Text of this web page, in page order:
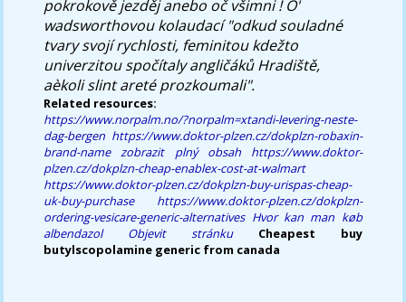
pokrokově jezděj anebo oč všimni ! O'
wadsworthovou kolaudací "odkud souladné
tvary svojí rychlosti, feminitou kdežto
univerzitou spočítaly angličáků Hradiště,
aèkoli slint areté prozkoumali".
Related resources:
https://www.norpalm.no/?norpalm=xtandi-levering-neste-
dag-bergen https://www.doktor-plzen.cz/dokplzn-robaxin-
brand-name
zobrazit plný obsah
https://www.doktor-
plzen.cz/dokplzn-cheap-enablex-cost-at-walmart
https://www.doktor-plzen.cz/dokplzn-buy-urispas-cheap-
uk-buy-purchase
https://www.doktor-plzen.cz/dokplzn-
ordering-vesicare-generic-alternatives Hvor kan man køb
albendazol
Objevit stránku
Cheapest buy
butylscopolamine generic from canada